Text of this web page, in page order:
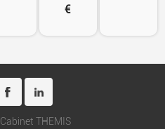
€
Cabinet THEMIS